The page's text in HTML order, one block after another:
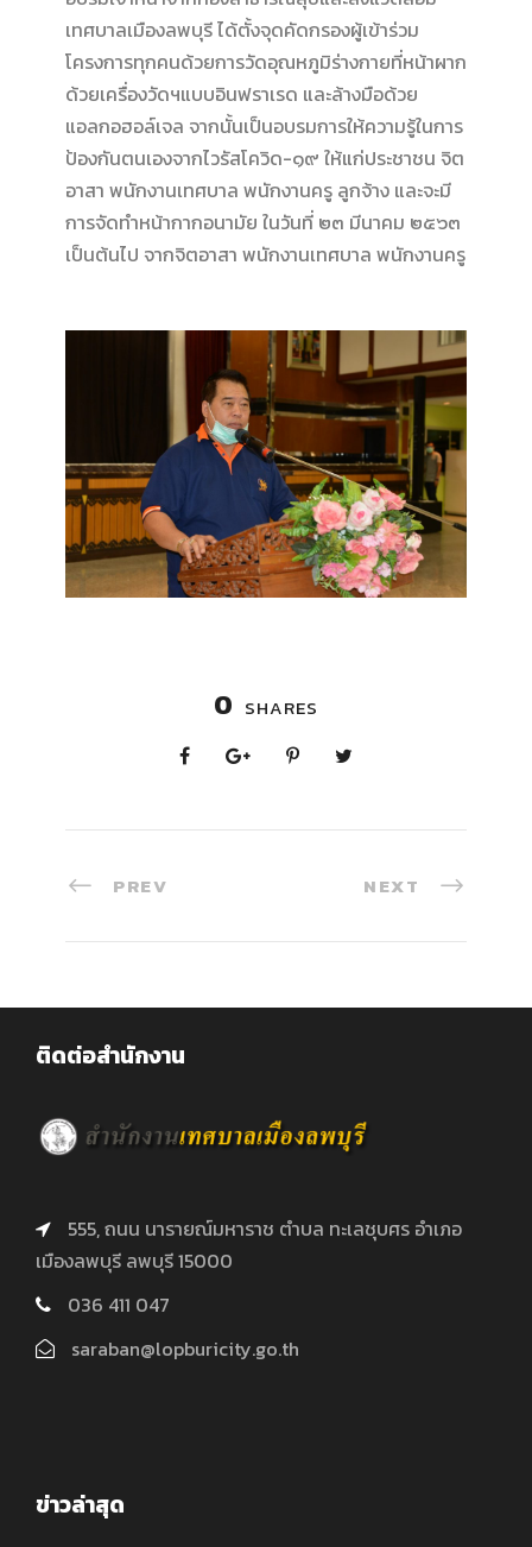
เทศบาลเมืองลพบุรี ได้ตั้งจุดคัดกรองผู้เข้าร่วม
โครงการทุกคนด้วยการวัดอุณหภูมิร่างกายที่หน้าผาก
ด้วยเครื่องวัดฯแบบอินฟราเรด และล้างมือด้วย
แอลกอฮอล์เจล จากนั้นเป็นอบรมการให้ความรู้ในการ
ป้องกันตนเองจากไวรัสโควิด-๑๙ ให้แก่ประชาชน จิต
อาสา พนักงานเทศบาล พนักงานครู ลูกจ้าง และจะมี
การจัดทำหน้ากากอนามัย ในวันที่ ๒๓ มีนาคม ๒๕๖๓
เป็นต้นไป จากจิตอาสา พนักงานเทศบาล พนักงานครู
0 SHARES
PREV NEXT
ติดต่อสำนักงาน
555, ถนน นารายณ์มหาราช ตำบล ทะเลชุบศร อำเภอ
เมืองลพบุรี ลพบุรี 15000
036 411 047
saraban@lopburicity.go.th
ข่าวล่าสุด